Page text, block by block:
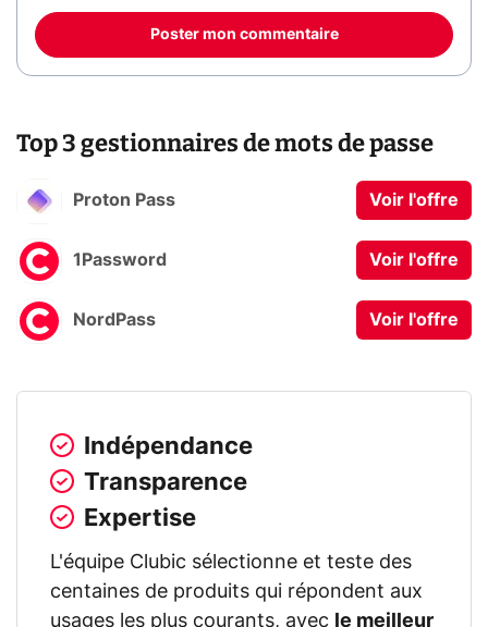
Poster mon commentaire
Top 3 gestionnaires de mots de passe
Proton Pass Voir l'offre
1Password Voir l'offre
NordPass Voir l'offre
Indépendance
Transparence
Expertise
L'équipe Clubic sélectionne et teste des
centaines de produits qui répondent aux
usages les plus courants, avec
le meilleur